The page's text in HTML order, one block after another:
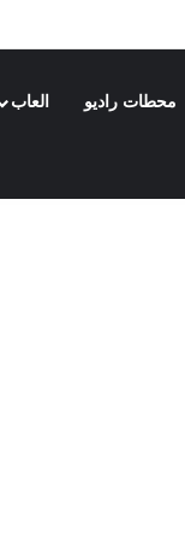
محطات راديو العاب